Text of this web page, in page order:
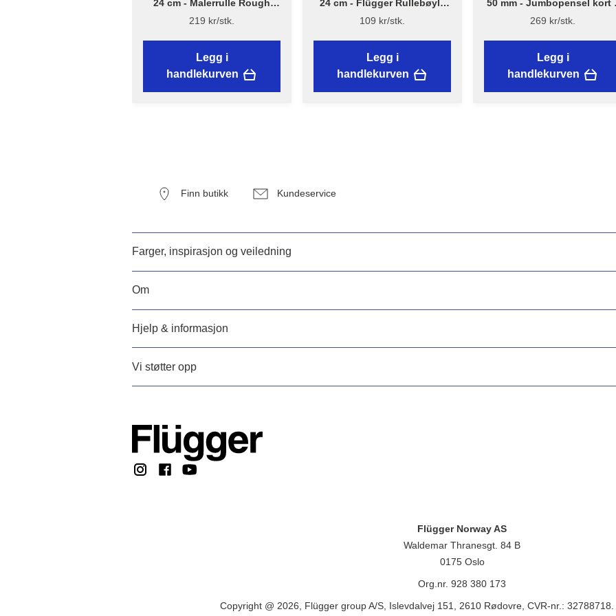
24 cm - Malerrulle Rough
Quick – Flügger Excellence
219 kr/stk.
Legg i
handlekurven
24 cm - Flügger Rullebøyle
kort - NYTT DESIGN
109 kr/stk.
Legg i
handlekurven
50 mm - Jumbopensel kort
Flügger Excellence
269 kr/stk.
Legg i
handlekurven
Finn butikk Kundeservice
Farger, inspirasjon og veiledning
Om
Hjelp & informasjon
Vi støtter opp
Flügger Norway AS
Waldemar Thranesgt. 84 B
0175 Oslo
Org.nr. 928 380 173
Copyright @ 2026, Flügger group A/S, Islevdalvej 151, 2610 Rødovre, CVR-nr.: